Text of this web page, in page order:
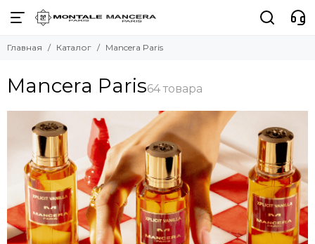
Главная Каталог Mancera Paris
Mancera Paris